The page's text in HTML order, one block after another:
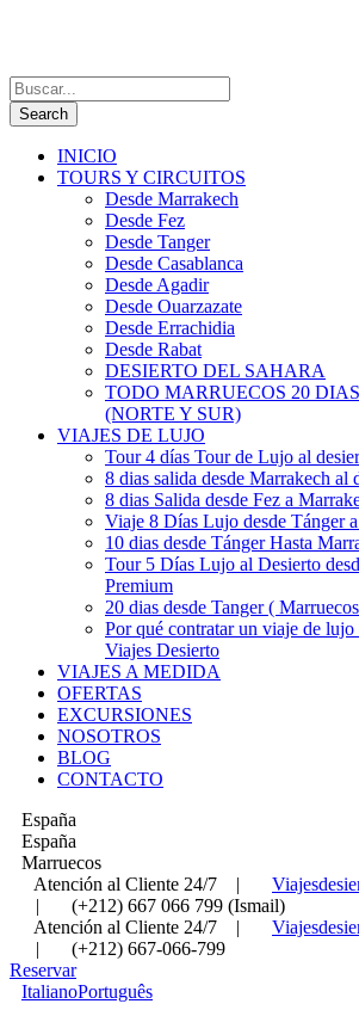
INICIO
TOURS Y CIRCUITOS
Desde Marrakech
Desde Fez
Desde Tanger
Desde Casablanca
Desde Agadir
Desde Ouarzazate
Desde Errachidia
Desde Rabat
DESIERTO DEL SAHARA
TODO MARRUECOS 20
(NORTE Y SUR)
VIAJES DE LUJO
Tour 4 días Tour de Lujo al
8 dias salida desde Marrakech al
8 dias Salida desde Fez a
Viaje 8 Días Lujo desde Tánger
10 dias desde Tánger Hasta
Tour 5 Días Lujo al Desierto
Premium
20 dias desde Tanger (
Por qué contratar un viaje de
Viajes Desierto
VIAJES A MEDIDA
OFERTAS
EXCURSIONES
NOSOTROS
BLOG
CONTACTO
España
España
Marruecos
Atención al Cliente 24/7
|
|
(+212) 667 066 799 (Ismail)
Atención al Cliente 24/7
|
|
(+212) 667-066-799
Reservar
ItalianoPortuguês